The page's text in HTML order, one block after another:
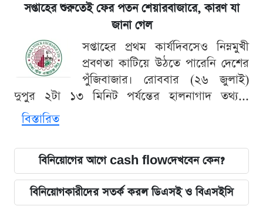
সপ্তাহের শুরুতেই ফের পতন শেয়ারবাজারে, কারণ যা
জানা গেল
সপ্তাহের প্রথম কার্যদিবসেও নিম্নমুখী
প্রবণতা কাটিয়ে উঠতে পারেনি দেশের
পুঁজিবাজার। রোববার (২৬ জুলাই)
দুপুর ২টা ১৩ মিনিট পর্যন্তের হালনাগাদ তথ্য...
বিস্তারিত
বিনিয়োগের আগে cash flowদেখবেন কেন?
বিনিয়োগকারীদের সতর্ক করল ডিএসই ও বিএসইসি